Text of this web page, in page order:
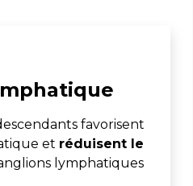
favorisent
et réduisent le
lymphatiques